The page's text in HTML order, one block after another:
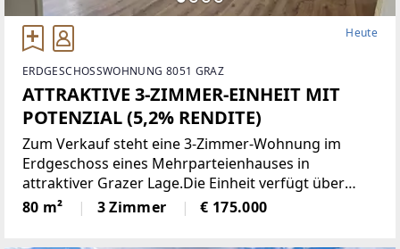
Heute
ERDGESCHOSSWOHNUNG 8051 GRAZ
ATTRAKTIVE 3-ZIMMER-EINHEIT MIT
POTENZIAL (5,2% RENDITE)
Zum Verkauf steht eine 3-Zimmer-Wohnung im
Erdgeschoss eines Mehrparteienhauses in
attraktiver Grazer Lage.Die Einheit verfügt über
rund 80 m² Wohnfläche und bietet eine gut
durchdachte Raumaufteilung. Drei helle Zimmer,
80 m² 3 Zimmer € 175.000